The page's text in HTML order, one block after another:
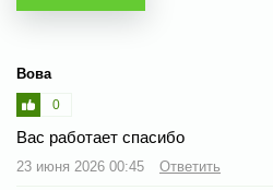
Вова
0
Вас работает спасибо
23 июня 2026 00:45 Ответить